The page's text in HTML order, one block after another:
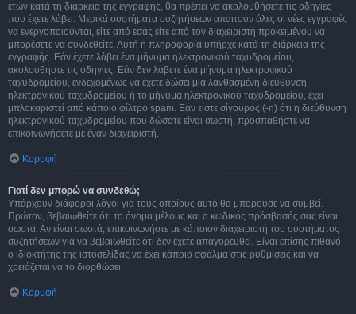
ετών κατά τη διάρκεια της εγγραφής, θα πρέπει να ακολουθήσετε τις οδηγίες
που έχετε λάβει. Μερικά συστήματα συζητήσεων απαιτούν όλες οι νέες εγγραφές
να ενεργοποιούνται, είτε από εσάς είτε από τον διαχειριστή προκειμένου να
μπορέσετε να συνδεθείτε. Αυτή η πληροφορία υπήρχε κατά τη διάρκεια της
εγγραφής. Εάν έχετε λάβει ένα μήνυμα ηλεκτρονικού ταχυδρομείου,
ακολουθήστε τις οδηγίες. Εάν δεν λάβετε ένα μήνυμα ηλεκτρονικού
ταχυδρομείου, ενδεχομένως να έχετε δώσει μια λανθασμένη διεύθυνση
ηλεκτρονικού ταχυδρομείου ή το μήνυμα ηλεκτρονικού ταχυδρομείου, έχει
μπλοκαριστεί από κάποιο φίλτρο spam. Εάν είστε σίγουρος (-η) ότι η διεύθυνση
ηλεκτρονικού ταχυδρομείου που δώσατε είναι σωστή, προσπαθήστε να
επικοινωνήσετε με έναν διαχειριστή.
Κορυφή
Γιατί δεν μπορώ να συνδεθώ;
Υπάρχουν διάφοροι λόγοι για τους οποίους αυτό θα μπορούσε να συμβεί.
Πρώτον, βεβαιωθείτε ότι το όνομα μέλους και ο κωδικός πρόσβασής σας είναι
σωστά. Αν είναι σωστά, επικοινωνήστε με κάποιον διαχειριστή του συστήματος
συζητήσεων για να βεβαιωθείτε ότι δεν έχετε απαγορευθεί. Είναι επίσης πιθανό
ο ιδιοκτήτης της ιστοσελίδας να έχει κάποιο σφάλμα στις ρυθμίσεις και να
χρειάζεται να το διορθώσει.
Κορυφή